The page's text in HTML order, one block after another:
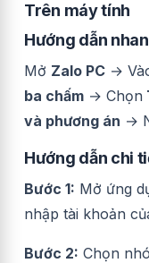
Trên máy tính
Hướng dẫn
Mở Zalo PC →
ba chấm → Chọn
và phương án →
Hướng dẫn chi
Bước 1: Mở ứng
nhập tài khoản
Bước 2: Chọn